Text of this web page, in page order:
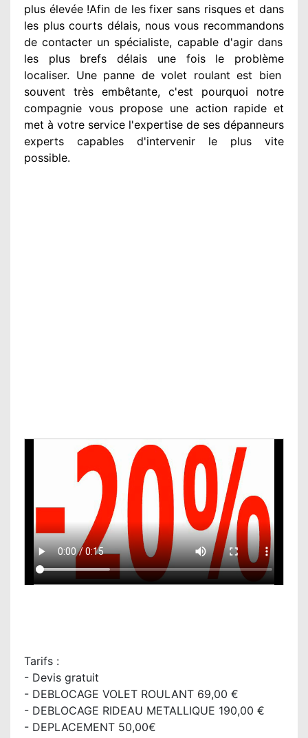
plus élevée!Afin de les fixer sans risques et dans
les plus courts délais, nous vous recommandons
de contacter un spécialiste, capable d'agirdans
les plus brefs délais une fois le problème
localiser. Une panne de volet roulant est bien
souvent très embêtante, c'est pourquoi notre
compagnie vous propose une actionrapide et
met à votre service l'expertise de ses dépanneurs
experts capables d'intervenir le plus vite
possible.
Tarifs :
- Devis gratuit
- DEBLOCAGE VOLET ROULANT 69,00 €
- DEBLOCAGE RIDEAU METALLIQUE 190,00 €
- DEPLACEMENT 50,00€